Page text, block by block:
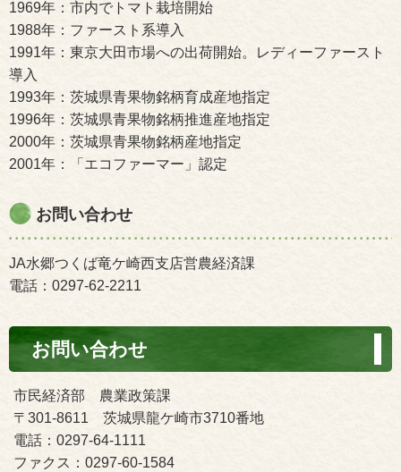
1969年：市内でトマト栽培開始
1988年：ファースト系導入
1991年：東京大田市場への出荷開始。レディーファースト
導入
1993年：茨城県青果物銘柄育成産地指定
1996年：茨城県青果物銘柄推進産地指定
2000年：茨城県青果物銘柄産地指定
2001年：「エコファーマー」認定
お問い合わせ
JA水郷つくば竜ケ崎西支店営農経済課
電話：0297-62-2211
お問い合わせ
市民経済部 農業政策課
〒301-8611 茨城県龍ケ崎市3710番地
電話：0297-64-1111
ファクス：0297-60-1584